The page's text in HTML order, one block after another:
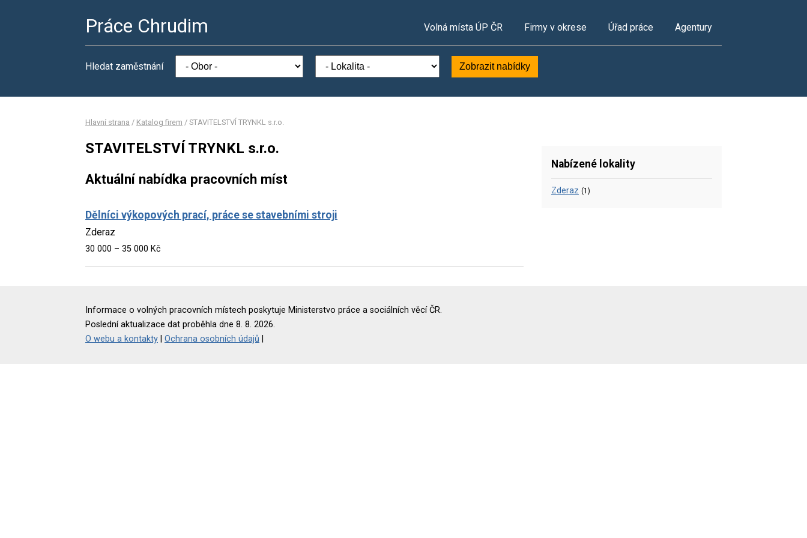
Práce Chrudim Volná místa ÚP ČR Firmy v okrese Úřad práce Agentury
Hledat zaměstnání Zobrazit nabídky
Hlavní strana / Katalog firem / STAVITELSTVÍ TRYNKL s.r.o.
STAVITELSTVÍ TRYNKL s.r.o.
Aktuální nabídka pracovních míst
Dělníci výkopových prací, práce se stavebními stroji
Zderaz
30 000 – 35 000 Kč
Nabízené lokality
Zderaz (1)
Informace o volných pracovních místech poskytuje Ministerstvo práce a sociálních věcí ČR.
Poslední aktualizace dat proběhla dne 8. 8. 2026.
O webu a kontakty
Ochrana osobních údajů